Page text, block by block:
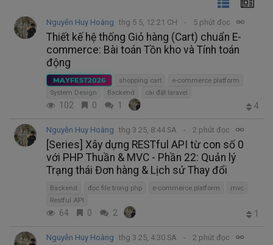
Nguyễn Huy Hoàng thg 5 5, 12:21 CH 5 phút đọc
Thiết kế hệ thống Giỏ hàng (Cart) chuẩn E-
commerce: Bài toán Tồn kho và Tính toán
động
MAYFEST2026 shopping cart
e-commerce platform
System Design
Backend cài đặt laravel
102 0 1 4
Nguyễn Huy Hoàng thg 3 25, 8:44 SA 2 phút đọc
[Series] Xây dựng RESTful API từ con số 0
với PHP Thuần & MVC - Phần 22: Quản lý
Trạng thái Đơn hàng & Lịch sử Thay đổi
Backend đọc file trong php e-commerce platform
mvc
Restful API
64 0 2 1
Nguyễn Huy Hoàng thg 3 25, 4:30 SA 2 phút đọc